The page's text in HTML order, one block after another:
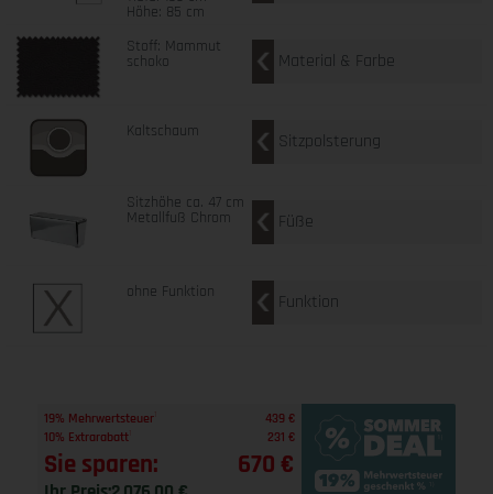
Höhe: 85 cm
Stoff: Mammut
schoko Material & Farbe
Kaltschaum Sitzpolsterung
Sitzhöhe ca. 47 cm
Metallfuß Chrom Füße
ohne Funktion Funktion
19% Mehrwertsteuer
439 €
10% Extrarabatt
231 €
Sie sparen: 670 €